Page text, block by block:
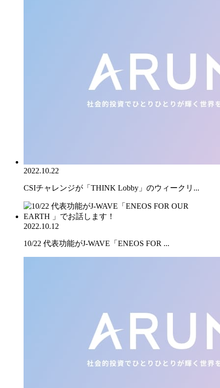
2022.10.22
CSIチャレンジが「THINK Lobby」のウィークリ...
2022.10.12
10/22 代表功能がJ-WAVE「ENEOS FOR ...